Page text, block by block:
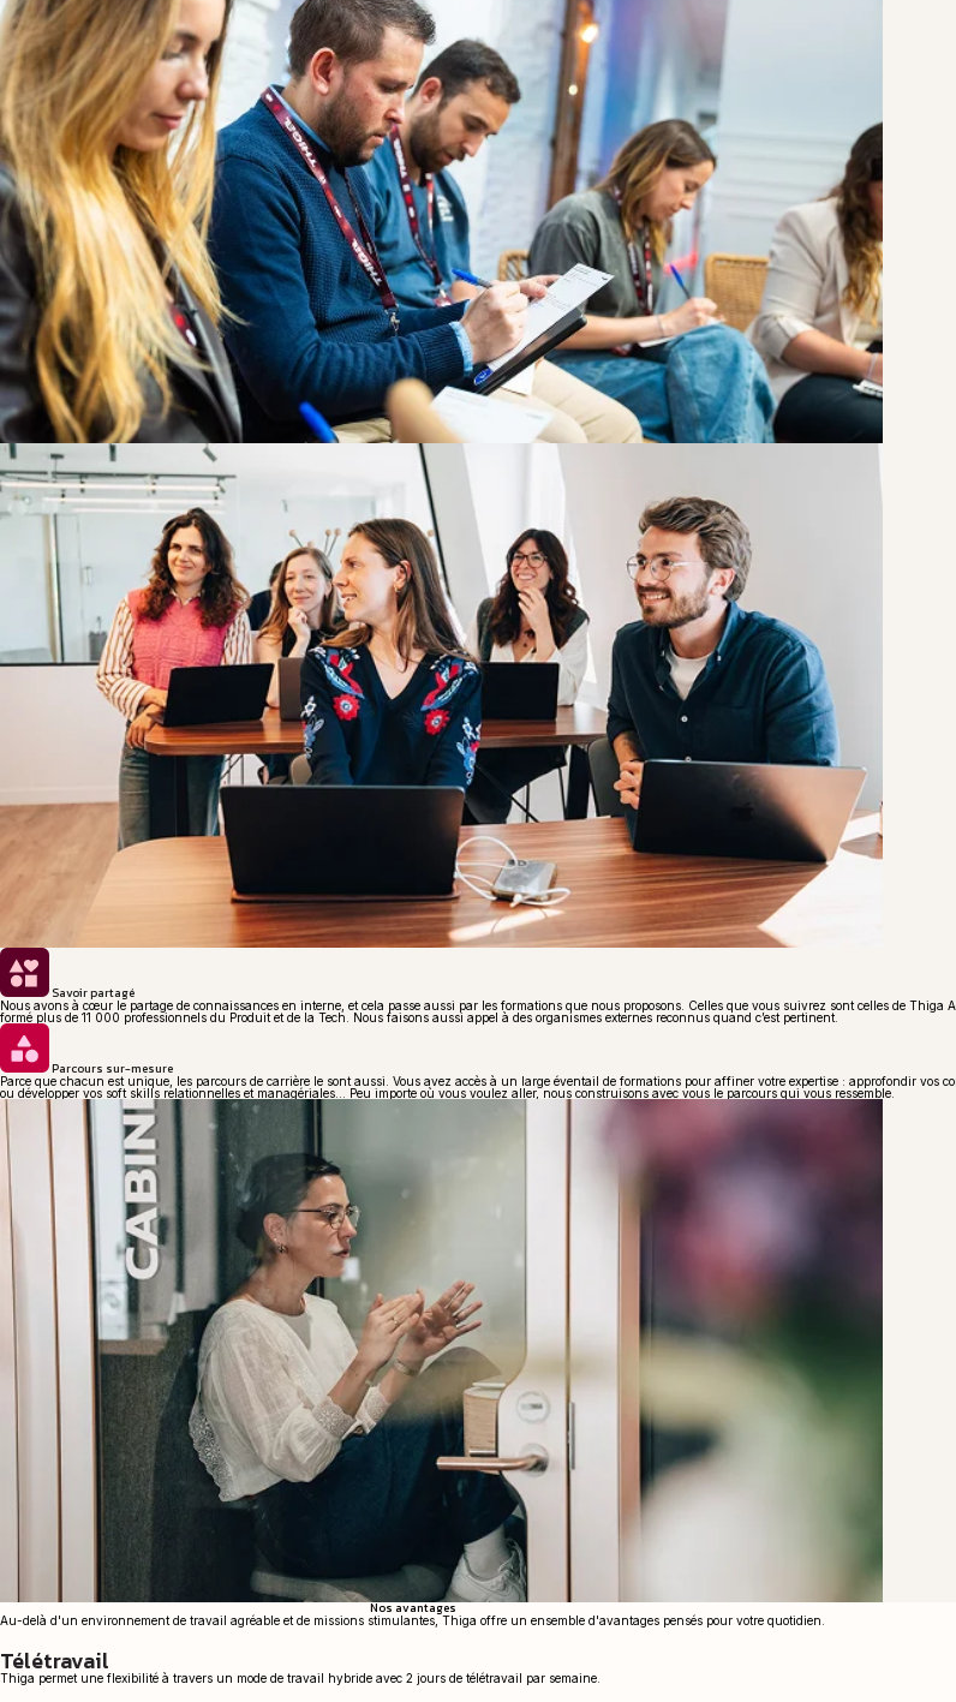
Savoir partagé
Nous avons à cœur le partage de connaissances en interne, et cela passe aussi par les formations que nous proposons. Celles que vous suivrez sont celles de
formé plus de 11 000 professionnels du Produit et de la Tech. Nous faisons aussi appel à des organismes externes reconnus quand c’est pertinent.
Parcours sur-mesure
Parce que chacun est unique, les parcours de carrière le sont aussi. Vous avez accès à un large éventail de formations pour affiner votre expertise : approfondir
ou développer vos soft skills relationnelles et managériales... Peu importe où vous voulez aller, nous construisons avec vous le parcours qui vous ressemble.
Nos avantages
Au-delà d'un environnement de travail agréable et de missions stimulantes, Thiga offre un ensemble d'avantages pensés pour votre quotidien.
Télétravail
Thiga permet une flexibilité à travers un mode de travail hybride avec 2 jours de télétravail par semaine.